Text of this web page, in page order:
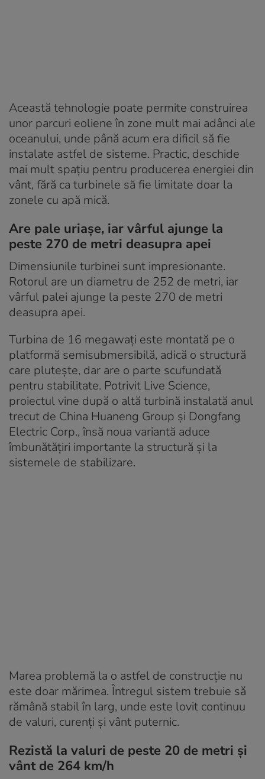
Această tehnologie poate permite construirea
unor parcuri eoliene în zone mult mai adânci ale
oceanului, unde până acum era dificil să fie
instalate astfel de sisteme. Practic, deschide
mai mult spațiu pentru producerea energiei din
vânt, fără ca turbinele să fie limitate doar la
zonele cu apă mică.
Are pale uriașe, iar vârful ajunge la
peste 270 de metri deasupra apei
Dimensiunile turbinei sunt impresionante.
Rotorul are un diametru de 252 de metri, iar
vârful palei ajunge la peste 270 de metri
deasupra apei.
Turbina de 16 megawați este montată pe o
platformă semisubmersibilă, adică o structură
care plutește, dar are o parte scufundată
pentru stabilitate. Potrivit Live Science,
proiectul vine după o altă turbină instalată anul
trecut de China Huaneng Group și Dongfang
Electric Corp., însă noua variantă aduce
îmbunătățiri importante la structură și la
sistemele de stabilizare.
Marea problemă la o astfel de construcție nu
este doar mărimea. Întregul sistem trebuie să
rămână stabil în larg, unde este lovit continuu
de valuri, curenți și vânt puternic.
Rezistă la valuri de peste 20 de metri și
vânt de 264 km/h